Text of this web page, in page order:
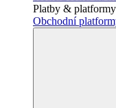
Platby & platformy
Obchodní